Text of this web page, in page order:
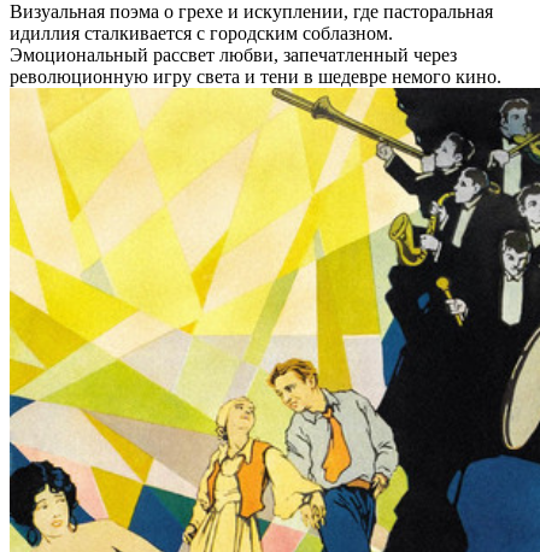
Визуальная поэма о грехе и искуплении, где пасторальная
идиллия сталкивается с городским соблазном.
Эмоциональный рассвет любви, запечатленный через
революционную игру света и тени в шедевре немого кино.